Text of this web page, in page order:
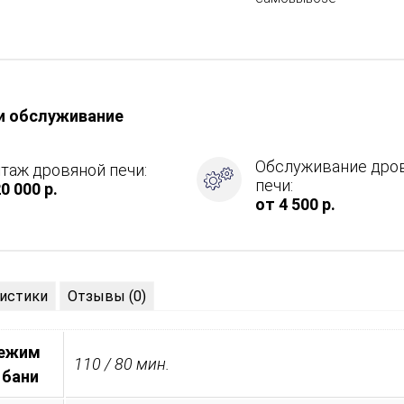
обслуживание
дровяной печи:
000 р.
Обслуживание
печи:
от 4 500 р.
Отзывы (0)
110 / 80 мин.